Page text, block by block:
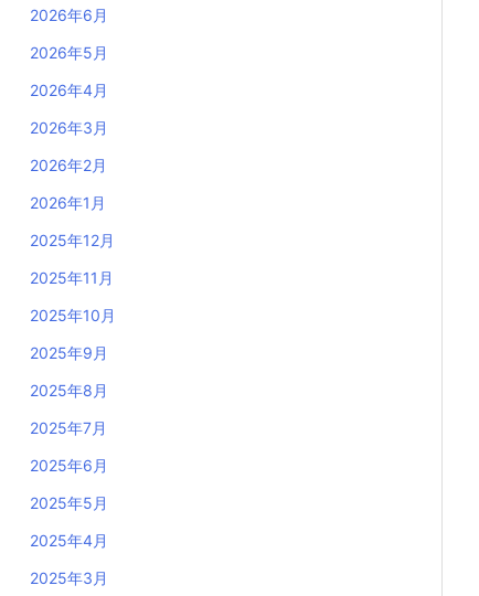
2026年6月
2026年5月
2026年4月
2026年3月
2026年2月
2026年1月
2025年12月
2025年11月
2025年10月
2025年9月
2025年8月
2025年7月
2025年6月
2025年5月
2025年4月
2025年3月